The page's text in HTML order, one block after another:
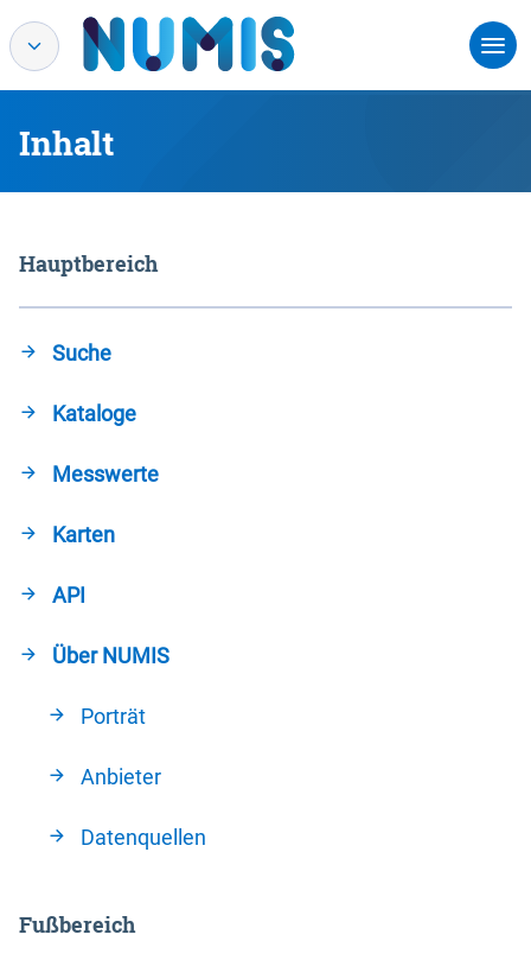
Inhalt
Hauptbereich
Suche
Kataloge
Messwerte
Karten
API
Über NUMIS
Porträt
Anbieter
Datenquellen
Fußbereich